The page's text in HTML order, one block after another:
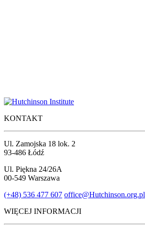
KONTAKT
Ul. Zamojska 18 lok. 2
93-486 Łódź
Ul. Piękna 24/26A
00-549 Warszawa
(+48) 536 477 607 office@Hutchinson.org.pl
WIĘCEJ INFORMACJI